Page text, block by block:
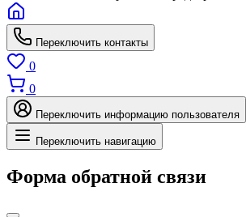
Переключить контакты
0
0
Переключить информацию пользователя
Переключить навигацию
Форма обратной связи